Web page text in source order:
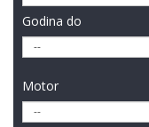
Godina do
Motor